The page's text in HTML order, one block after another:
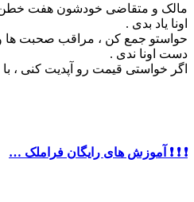
مالک و متقاضی خودشون هفت خطن
اونا یاد بدی .
حواستو جمع کن ، مراقب صحبت ها
دست اونا ندی .
اگر خواستی قیمت رو آپدیت کنی
❗️ ❗️ ❗️ آموزش های رایگان فراملک …